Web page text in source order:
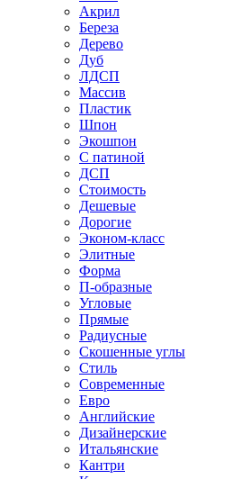
Акрил
Береза
Дерево
Дуб
ЛДСП
Массив
Пластик
Шпон
Экошпон
С патиной
ДСП
Стоимость
Дешевые
Дорогие
Эконом-класс
Элитные
Форма
П-образные
Угловые
Прямые
Радиусные
Скошенные углы
Стиль
Современные
Евро
Английские
Дизайнерские
Итальянские
Кантри